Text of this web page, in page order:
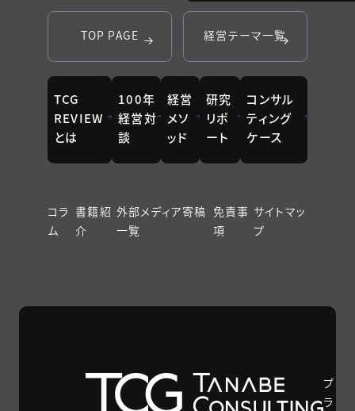
TOP PAGE 経営テーマ一覧
TCG
REVIEW
とは
100年
経営対
談
経営
メソ
ッド
研究
リポ
ート
コンサル
ティング
ケース
コラ
ム
書籍紹
介
外部メディア寄稿
一覧
免責事
項
サイトマッ
プ
プ
ラ